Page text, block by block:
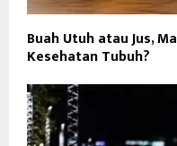
Buah Utuh atau Jus,
Kesehatan Tubuh?